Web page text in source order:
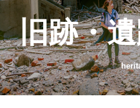
旧跡・